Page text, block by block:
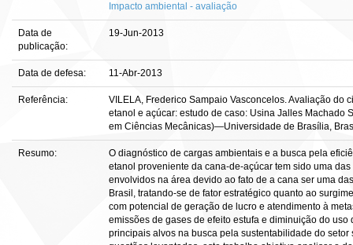
Impacto ambiental - avaliação
Data de
publicação:
19-Jun-2013
Data de defesa: 11-Abr-2013
Referência:
VILELA, Frederico Sampaio Vasconcelos. Avaliação do
etanol e açúcar: estudo de caso: Usina Jalles Machado
em Ciências Mecânicas)—Universidade de Brasília,
Resumo:
O diagnóstico de cargas ambientais e a busca pela
etanol proveniente da cana-de-açúcar tem sido uma
envolvidos na área devido ao fato de a cana ser uma
Brasil, tratando-se de fator estratégico quanto ao
com potencial de geração de lucro e atendimento à
emissões de gases de efeito estufa e diminuição do
principais alvos na busca pela sustentabilidade do